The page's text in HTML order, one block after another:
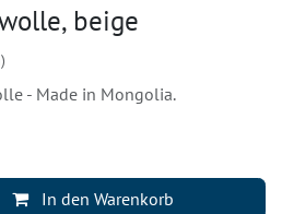
beige
- Made in Mongolia.
In den Warenkorb